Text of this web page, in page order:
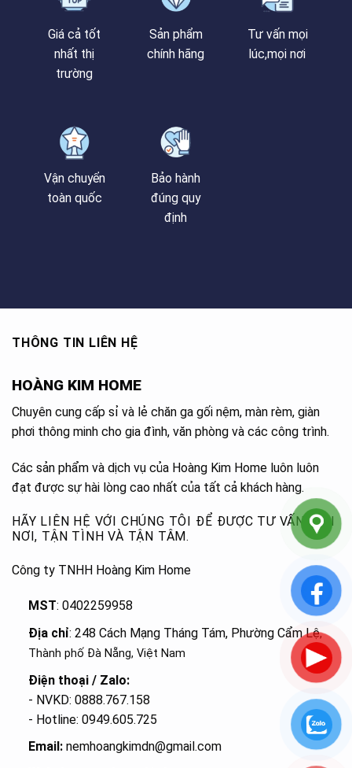
Giá cả tốt
nhất thị
trường
Sản phẩm
chính hãng
Tư vấn mọi
lúc,mọi nơi
Vận chuyển
toàn quốc
Bảo hành
đúng quy
định
THÔNG TIN LIÊN HỆ
HOÀNG KIM HOME
Chuyên cung cấp sỉ và lẻ chăn ga gối nệm, màn rèm, giàn
phơi thông minh cho gia đình, văn phòng và các công trình.
Các sản phẩm và dịch vụ của Hoàng Kim Home luôn luôn
đạt được sự hài lòng cao nhất của tất cả khách hàng.
HÃY LIÊN HỆ VỚI CHÚNG TÔI ĐỂ ĐƯỢC TƯ VẤN TẬN
NƠI, TẬN TÌNH VÀ TẬN TÂM.
Công ty TNHH Hoàng Kim Home
MST: 0402259958
Địa chỉ: 248 Cách Mạng Tháng Tám, Phường Cẩm Lệ,
Thành phố Đà Nẵng, Việt Nam
Điện thoại / Zalo:
- NVKD: 0888.767.158
- Hotline: 0949.605.725
Email:nemhoangkimdn@gmail.com